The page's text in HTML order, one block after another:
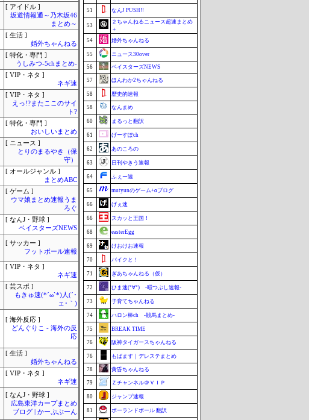
[ アイドル ]
坂道情報通～乃木坂46
まとめ～
[ 生活 ]
婚外ちゃんねる
[ 特化・専門 ]
うしみつ-5chまとめ-
[ VIP・ネタ ]
ネギ速
[ VIP・ネタ ]
えっ!?またここのサイ
ト?
[ 特化・専門 ]
おいしいまとめ
[ ニュース ]
とりのまるやき（保
守）
[ オールジャンル ]
まとめABC
[ ゲーム ]
ウマ娘まとめ速報うま
ろぐ
[ なんJ・野球 ]
ベイスターズNEWS
[ サッカー ]
フットボール速報
[ VIP・ネタ ]
ネギ速
[ 芸スポ ]
もきゅ速(*´ω`*)人(´･
ェ･｀)
[ 海外反応 ]
どんぐりこ - 海外の反
応
[ 生活 ]
婚外ちゃんねる
[ VIP・ネタ ]
ネギ速
[ なんJ・野球 ]
広島東洋カープまとめ
ブログ | かーぷぶーん
51 なんJ PUSH!!
53
２ちゃんねるニュース超速まとめ
＋
54
婚外ちゃんねる
55 ニュース30over
56 ベイスターズNEWS
57 ほんわか2ちゃんねる
58 歴史的速報
58 なんまめ
60 まるっと翻訳
61 げーすぽch
62 あのころの
63 日刊やきう速報
64 ふぇー速
65 mutyunのゲーム+αブログ
66 げぇ速
66 スカッと王国！
68 easterEgg
69 けおけお速報
70 バイクと！
71 ぎあちゃんねる（仮）
72 ひま速(°∀°) -暇つぶし速報-
73 子育てちゃんねる
74 ハロン棒ch -競馬まとめ-
75 BREAK TIME
76 阪神タイガースちゃんねる
76 もばます｜デレステまとめ
78 黄昏ちゃんねる
79 Ｚチャンネル＠ＶＩＰ
80 ジャンプ速報
81 ポーランドボール 翻訳